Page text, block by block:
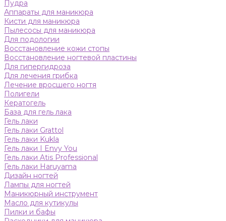
Пудра
Аппараты для маникюра
Кисти для маникюра
Пылесосы для маникюра
Для подологии
Восстановление кожи стопы
Восстановление ногтевой пластины
Для гипергидроза
Для лечения грибка
Лечение вросшего ногтя
Полигели
Кератогель
База для гель лака
Гель лаки
Гель лаки Grattol
Гель лаки Kukla
Гель лаки I Envy You
Гель лаки Atis Professional
Гель лаки Haruyama
Дизайн ногтей
Лампы для ногтей
Маникюрный инструмент
Масло для кутикулы
Пилки и бафы